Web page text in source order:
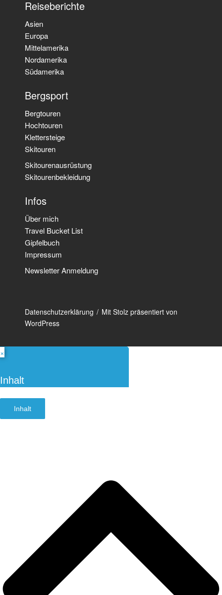
Reiseberichte
Asien
Europa
Mittelamerika
Nordamerika
Südamerika
Bergsport
Bergtouren
Hochtouren
Klettersteige
Skitouren
Skitourenausrüstung
Skitourenbekleidung
Infos
Über mich
Travel Bucket List
Gipfelbuch
Impressum
Newsletter Anmeldung
Datenschutzerklärung
Mit Stolz präsentiert von
WordPress
×
Inhalt
Inhalt